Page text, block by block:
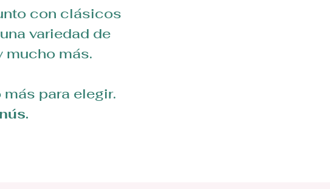
con clásicos
variedad de
mucho más.
para elegir.